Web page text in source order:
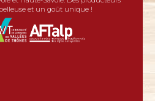
et un goût unique !